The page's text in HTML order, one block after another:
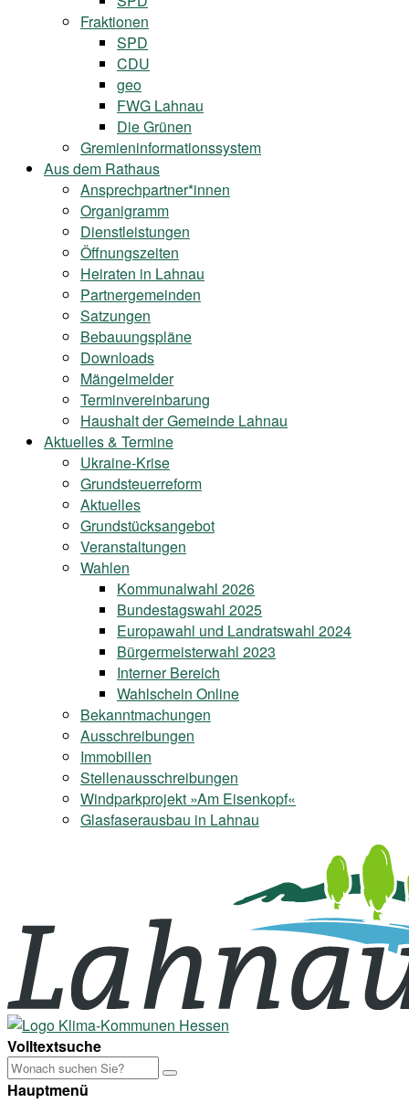
Fraktionen
SPD
CDU
geo
FWG Lahnau
Die Grünen
Gremieninformationssystem
Aus dem Rathaus
Ansprechpartner*innen
Organigramm
Dienstleistungen
Öffnungszeiten
Heiraten in Lahnau
Partnergemeinden
Satzungen
Bebauungspläne
Downloads
Mängelmelder
Terminvereinbarung
Haushalt der Gemeinde Lahnau
Aktuelles & Termine
Ukraine-Krise
Grundsteuerreform
Aktuelles
Grundstücksangebot
Veranstaltungen
Wahlen
Kommunalwahl 2026
Bundestagswahl 2025
Europawahl und Landratswahl 2024
Bürgermeisterwahl 2023
Interner Bereich
Wahlschein Online
Bekanntmachungen
Ausschreibungen
Immobilien
Stellenausschreibungen
Windparkprojekt »Am Eisenkopf«
Glasfaserausbau in Lahnau
Volltextsuche
Hauptmenü